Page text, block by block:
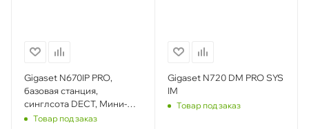
Gigaset N670IP PRO,
базовая станция,
синглсота DECT, Мини-
мультисота DECT (до 3 б/
Товар под заказ
Gigaset N720 DM PRO SYS
IM
Товар под заказ